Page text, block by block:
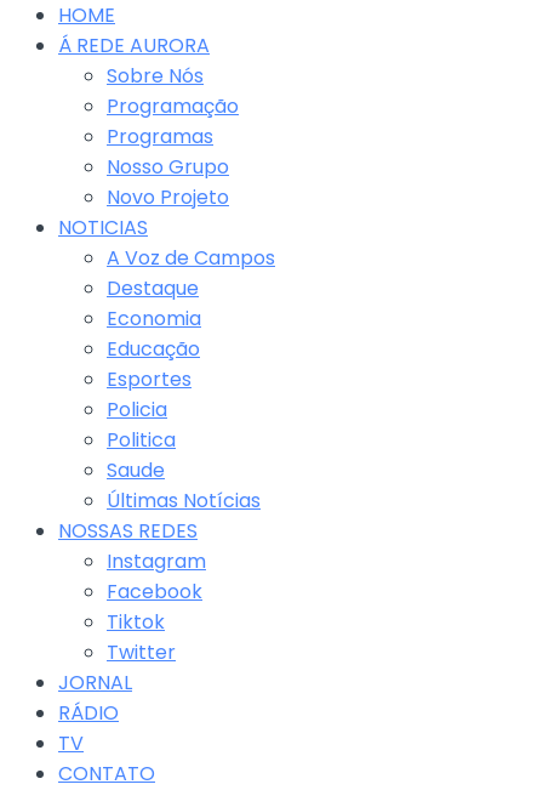
HOME
Á REDE AURORA
Sobre Nós
Programação
Programas
Nosso Grupo
Novo Projeto
NOTICIAS
A Voz de Campos
Destaque
Economia
Educação
Esportes
Policia
Politica
Saude
Últimas Notícias
NOSSAS REDES
Instagram
Facebook
Tiktok
Twitter
JORNAL
RÁDIO
TV
CONTATO